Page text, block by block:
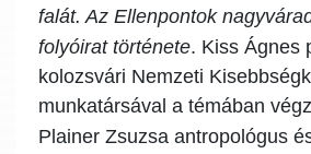
falát. Az Ellenpontok
folyóirat története. Kiss Ágnes
kolozsvári Nemzeti
munkatársával a témában
Plainer Zsuzsa antropológus